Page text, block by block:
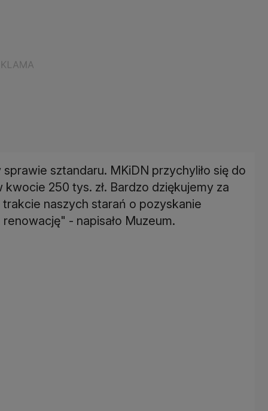
sztandaru. MKiDN przychyliło się do
250 tys. zł. Bardzo dziękujemy za
naszych starań o pozyskanie
- napisało Muzeum.